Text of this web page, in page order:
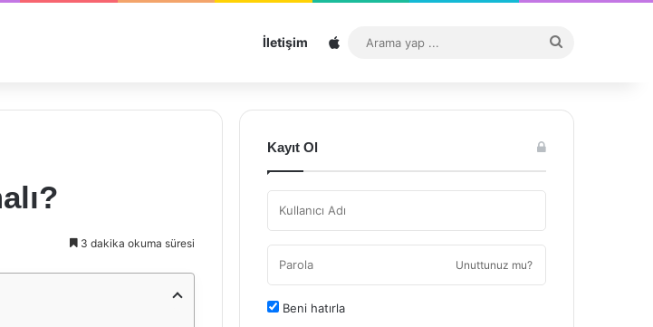
İletişim Sitemap
...
3 dakika okuma süresi
Kayıt Ol
Unuttunuz mu?
Beni hatırla